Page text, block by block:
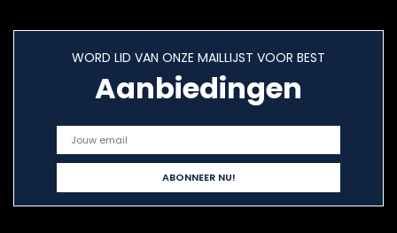
WORD LID VAN ONZE MAILLIJST VOOR BEST
Aanbiedingen